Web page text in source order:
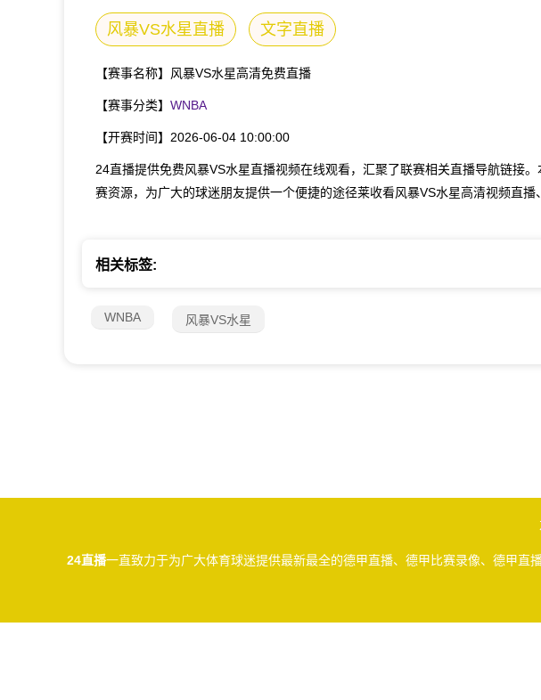
风暴VS水星直播 文字直播
【赛事名称】 风暴VS水星高清免费直播
【赛事分类】 WNBA
【开赛时间】 2026-06-04 10:00:00
24直播提供免费风暴VS水星直播视频在线观看，汇聚了联赛相关直播导航链接
赛资源，为广大的球迷朋友提供一个便捷的途径莱收看风暴VS水星高清视频直播
相关标签:
WNBA 风暴VS水星
24直播一直致力于为广大体育球迷提供最新最全的德甲直播、德甲比赛录像、德甲